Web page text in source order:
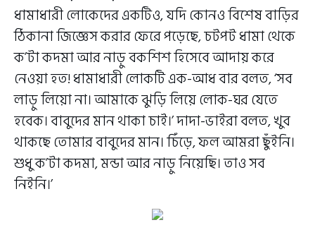
ধামাধারী লোকেদের একটিও, যদি কোনও বিশেষ বাড়ির
ঠিকানা জিজ্ঞেস করার ফেরে পড়েছে, চটপট ধামা থেকে
ক’টা কদমা আর নাড়ু বকশিশ হিসেবে আদায় করে
নেওয়া হত! ধামাধারী লোকটি এক-আধ বার বলত, ‘সব
লাড়ু লিয়ো না। আমাকে ঝুড়ি লিয়ে লোক-ঘর যেতে
হবেক। বাবুদের মান থাকা চাই।’ দাদা-ভাইরা বলত, খুব
থাকছে তোমার বাবুদের মান। চিঁড়ে, ফল আমরা ছুঁইনি।
শুধু ক’টা কদমা, মন্ডা আর নাড়ু নিয়েছি। তাও সব
নিইনি।’